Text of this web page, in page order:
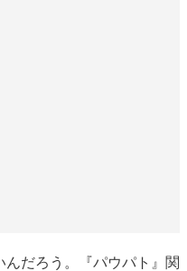
だろう。『パウパト』関